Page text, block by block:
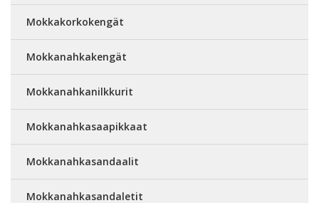
Mokkakorkokengät
Mokkanahkakengät
Mokkanahkanilkkurit
Mokkanahkasaapikkaat
Mokkanahkasandaalit
Mokkanahkasandaletit